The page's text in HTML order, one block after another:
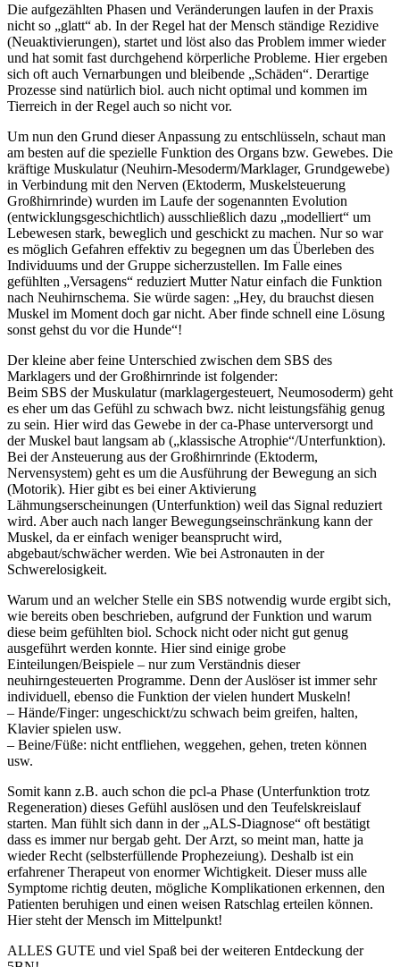
Die aufgezählten Phasen und Veränderungen laufen in der Praxis
nicht so „glatt“ ab. In der Regel hat der Mensch ständige Rezidive
(Neuaktivierungen), startet und löst also das Problem immer wieder
und hat somit fast durchgehend körperliche Probleme. Hier ergeben
sich oft auch Vernarbungen und bleibende „Schäden“. Derartige
Prozesse sind natürlich biol. auch nicht optimal und kommen im
Tierreich in der Regel auch so nicht vor.
Um nun den Grund dieser Anpassung zu entschlüsseln, schaut man
am besten auf die spezielle Funktion des Organs bzw. Gewebes. Die
kräftige Muskulatur (Neuhirn-Mesoderm/Marklager, Grundgewebe)
in Verbindung mit den Nerven (Ektoderm, Muskelsteuerung
Großhirnrinde) wurden im Laufe der sogenannten Evolution
(entwicklungsgeschichtlich) ausschließlich dazu „modelliert“ um
Lebewesen stark, beweglich und geschickt zu machen. Nur so war
es möglich Gefahren effektiv zu begegnen um das Überleben des
Individuums und der Gruppe sicherzustellen. Im Falle eines
gefühlten „Versagens“ reduziert Mutter Natur einfach die Funktion
nach Neuhirnschema. Sie würde sagen: „Hey, du brauchst diesen
Muskel im Moment doch gar nicht. Aber finde schnell eine Lösung
sonst gehst du vor die Hunde“!
Der kleine aber feine Unterschied zwischen dem SBS des
Marklagers und der Großhirnrinde ist folgender:
Beim SBS der Muskulatur (marklagergesteuert, Neumosoderm) geht
es eher um das Gefühl zu schwach bwz. nicht leistungsfähig genug
zu sein. Hier wird das Gewebe in der ca-Phase unterversorgt und
der Muskel baut langsam ab („klassische Atrophie“/Unterfunktion).
Bei der Ansteuerung aus der Großhirnrinde (Ektoderm,
Nervensystem) geht es um die Ausführung der Bewegung an sich
(Motorik). Hier gibt es bei einer Aktivierung
Lähmungserscheinungen (Unterfunktion) weil das Signal reduziert
wird. Aber auch nach langer Bewegungseinschränkung kann der
Muskel, da er einfach weniger beansprucht wird,
abgebaut/schwächer werden. Wie bei Astronauten in der
Schwerelosigkeit.
Warum und an welcher Stelle ein SBS notwendig wurde ergibt sich,
wie bereits oben beschrieben, aufgrund der Funktion und warum
diese beim gefühlten biol. Schock nicht oder nicht gut genug
ausgeführt werden konnte. Hier sind einige grobe
Einteilungen/Beispiele – nur zum Verständnis dieser
neuhirngesteuerten Programme. Denn der Auslöser ist immer sehr
individuell, ebenso die Funktion der vielen hundert Muskeln!
– Hände/Finger: ungeschickt/zu schwach beim greifen, halten,
Klavier spielen usw.
– Beine/Füße: nicht entfliehen, weggehen, gehen, treten können
usw.
Somit kann z.B. auch schon die pcl-a Phase (Unterfunktion trotz
Regeneration) dieses Gefühl auslösen und den Teufelskreislauf
starten. Man fühlt sich dann in der „ALS-Diagnose“ oft bestätigt
dass es immer nur bergab geht. Der Arzt, so meint man, hatte ja
wieder Recht (selbsterfüllende Prophezeiung). Deshalb ist ein
erfahrener Therapeut von enormer Wichtigkeit. Dieser muss alle
Symptome richtig deuten, mögliche Komplikationen erkennen, den
Patienten beruhigen und einen weisen Ratschlag erteilen können.
Hier steht der Mensch im Mittelpunkt!
ALLES GUTE und viel Spaß bei der weiteren Entdeckung der